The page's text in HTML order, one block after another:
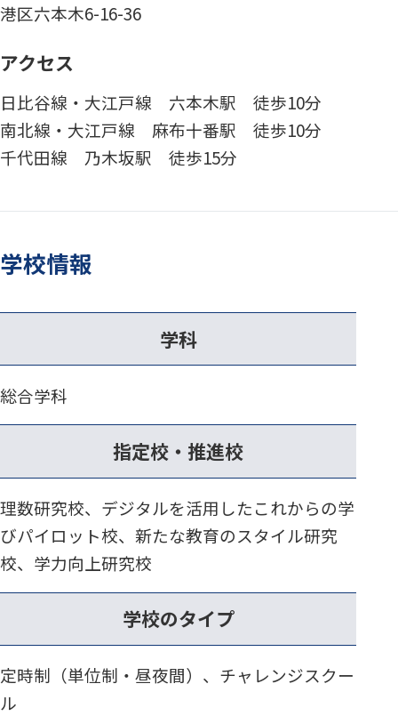
港区六本木6-16-36
アクセス
日比谷線・大江戸線 六本木駅 徒歩10分
南北線・大江戸線 麻布十番駅 徒歩10分
千代田線 乃木坂駅 徒歩15分
学校情報
学科
総合学科
指定校・推進校
理数研究校、デジタルを活用したこれからの学
びパイロット校、新たな教育のスタイル研究
校、学力向上研究校
学校のタイプ
定時制（単位制・昼夜間）、チャレンジスクー
ル